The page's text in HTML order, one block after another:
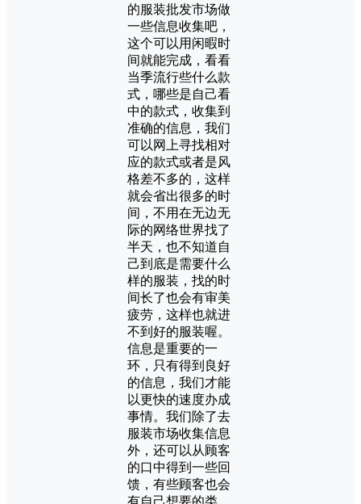
的服装批发市场做
一些信息收集吧，
这个可以用闲暇时
间就能完成，看看
当季流行些什么款
式，哪些是自己看
中的款式，收集到
准确的信息，我们
可以网上寻找相对
应的款式或者是风
格差不多的，这样
就会省出很多的时
间，不用在无边无
际的网络世界找了
半天，也不知道自
己到底是需要什么
样的服装，找的时
间长了也会有审美
疲劳，这样也就进
不到好的服装喔。
信息是重要的一
环，只有得到良好
的信息，我们才能
以更快的速度办成
事情。我们除了去
服装市场收集信息
外，还可以从顾客
的口中得到一些回
馈，有些顾客也会
有自己想要的类